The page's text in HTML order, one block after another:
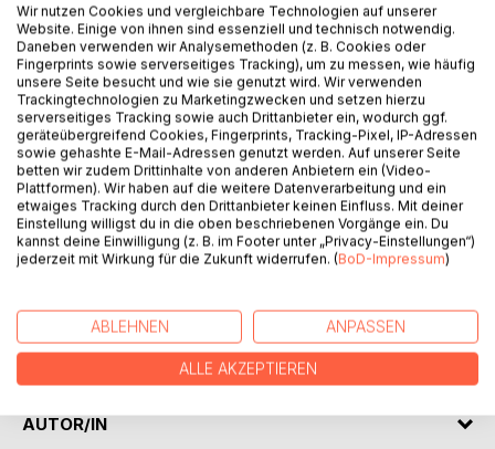
Kann ich das Lied dieser Berge schreiben? Ein Lied müsste
das sein, in dem die schwarzgrünen Drachenbäume ihren
Schatten werfen, die blutigen Rücken der Pferde, auf
denen sich Fliegen niederlassen, die Reiter, die Kinder,
kaum drei Jahre alt, unter anderen Kindern zu sehen sind,
die Mädchen, die sich anbieten für ein paar Abzeichen. Die
tote Hyäne am Straßenrand, der flüchtende Kojote, Frauen
und Männer, die viertausend Meter hohen Gipfel, die Vögel
müssten Platz finden darin. Und wir natürlich, die hier
arbeiten, bis das letzte Korn vom Halm geholt ist. Nichts
darf gewollt sein, nichts herbeigeholt, eine vorgefasste
Absicht zu befriedigen. Das ist das Schwerste, wirklich
den eigenen Erwartungen. Ohne Ballast aufsteigen zu den
Wörtern, aus denen das Fassbare entsteht, was zwischen
mir und den Dingen in Schwingung gerät.
AUTOR/IN
Wir nutzen Cookies und vergleichbare Technologien auf unserer
Website. Einige von ihnen sind essenziell und technisch notwendig.
Daneben verwenden wir Analysemethoden (z. B. Cookies oder
Fingerprints sowie serverseitiges Tracking), um zu messen, wie häufig
unsere Seite besucht und wie sie genutzt wird. Wir verwenden
Trackingtechnologien zu Marketingzwecken und setzen hierzu
serverseitiges Tracking sowie auch Drittanbieter ein, wodurch ggf.
geräteübergreifend Cookies, Fingerprints, Tracking-Pixel, IP-Adressen
sowie gehashte E-Mail-Adressen genutzt werden. Auf unserer Seite
betten wir zudem Drittinhalte von anderen Anbietern ein (Video-
Plattformen). Wir haben auf die weitere Datenverarbeitung und ein
etwaiges Tracking durch den Drittanbieter keinen Einfluss. Mit deiner
Einstellung willigst du in die oben beschriebenen Vorgänge ein. Du
kannst deine Einwilligung (z. B. im Footer unter „Privacy-Einstellungen“)
jederzeit mit Wirkung für die Zukunft widerrufen. (BoD-Impressum)
ABLEHNEN ANPASSEN
ALLE AKZEPTIEREN